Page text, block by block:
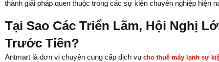
thành giải pháp quen thuộc trong các sự kiện chuyên nghiệp hiện
Tại Sao Các Triển Lãm, Hội Nghị
Trước Tiên?
Antmart là đơn vị chuyên cung cấp dịch vụ cho thuê máy lạnh sự